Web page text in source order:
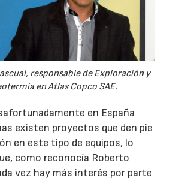
responsable de Exploración y
en Atlas Copco SAE.
en España
existen proyectos que den pie
en este tipo de equipos, lo
como reconocía Roberto
vez hay más interés por parte